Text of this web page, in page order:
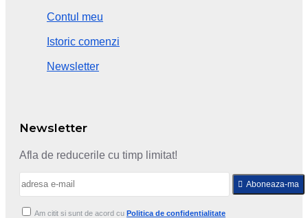
Contul meu
Istoric comenzi
Newsletter
Newsletter
Afla de reducerile cu timp limitat!
Aboneaza-ma
Am citit si sunt de acord cu Politica de confidentialitate